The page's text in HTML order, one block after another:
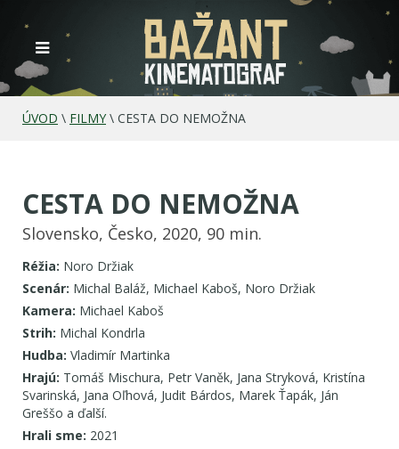
ÚVOD \ FILMY \ CESTA DO NEMOŽNA
CESTA DO NEMOŽNA
Slovensko, Česko, 2020, 90 min.
Réžia: Noro Držiak
Scenár: Michal Baláž, Michael Kaboš, Noro Držiak
Kamera: Michael Kaboš
Strih: Michal Kondrla
Hudba: Vladimír Martinka
Hrajú: Tomáš Mischura, Petr Vaněk, Jana Stryková, Kristína
Svarinská, Jana Oľhová, Judit Bárdos, Marek Ťapák, Ján
Greššo a ďalší.
Hrali sme: 2021